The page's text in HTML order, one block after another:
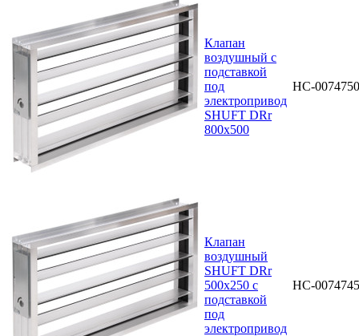
Клапан
воздушный с
подставкой
под
электропривод
SHUFT DRr
800x500
НС-0074750
Клапан
воздушный
SHUFT DRr
500х250 с
подставкой
под
электропривод
НС-0074745